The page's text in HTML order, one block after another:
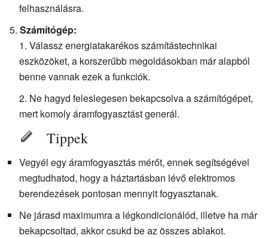
felhasználásra.
Számítógép:
Válassz energiatakarékos számítástechnikai
eszközöket, a korszerűbb megoldásokban már alapból
benne vannak ezek a funkciók.
Ne hagyd feleslegesen bekapcsolva a számítógépet,
mert komoly áramfogyasztást generál.
Tippek
Vegyél egy áramfogyasztás mérőt, ennek segítségével
megtudhatod, hogy a háztartásban lévő elektromos
berendezések pontosan mennyit fogyasztanak.
Ne járasd maximumra a légkondicionálód, illetve ha már
bekapcsoltad, akkor csukd be az összes ablakot.